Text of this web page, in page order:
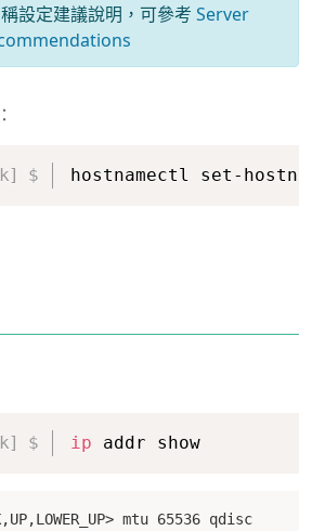
設定建議說明，可參考 Server
hostnamectl set- Copy
ip addr show
mtu 65536 qdisc